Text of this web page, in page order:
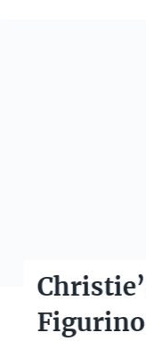
leiloa
de O